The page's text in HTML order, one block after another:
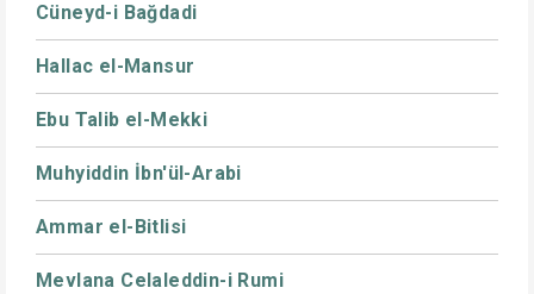
Cüneyd-i Bağdadi
Hallac el-Mansur
Ebu Talib el-Mekki
Muhyiddin İbn'ül-Arabi
Ammar el-Bitlisi
Mevlana Celaleddin-i Rumi